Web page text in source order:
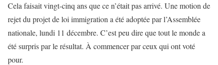
Cela faisait vingt-cinq ans que ce n’était pas arrivé. Une motion de
rejet du projet de loi immigration a été adoptée par l’Assemblée
nationale, lundi 11 décembre. C’est peu dire que tout le monde a
été surpris par le résultat. À commencer par ceux qui ont voté
pour.